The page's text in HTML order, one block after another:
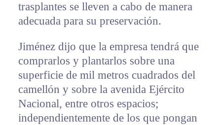
trasplantes se lleven a cabo de manera
adecuada para su preservación.
Jiménez dijo que la empresa tendrá que
comprarlos y plantarlos sobre una
superficie de mil metros cuadrados del
camellón y sobre la avenida Ejército
Nacional, entre otros espacios;
independientemente de los que pongan